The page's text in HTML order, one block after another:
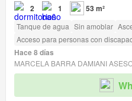
2 1 53 m²
Tanque de agua Sin amoblar
Acceso para personas con
Hace 8 días
MARCELA BARRA DAMIANI